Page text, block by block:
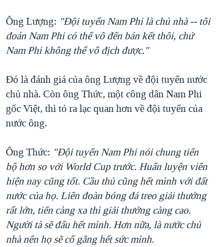
Ông Lượng: "Đội tuyển Nam Phi là chủ nhà -- tôi
đoán Nam Phi có thể vô đến bán kết thôi, chứ
Nam Phi không thể vô địch được."
Đó là đánh giá của ông Lượng về đội tuyển nước
chủ nhà. Còn ông Thức, một công dân Nam Phi
gốc Việt, thì tỏ ra lạc quan hơn về đội tuyển của
nước ông.
Ông Thức: "Đội tuyển Nam Phi nói chung tiến
bộ hơn so với World Cup trước. Huấn luyện viên
hiện nay cũng tốt. Cầu thủ cũng hết mình với đất
nước của họ. Liên đoàn bóng đá treo giải thưởng
rất lớn, tiến càng xa thì giải thưởng càng cao.
Người tà sẽ đấu hết mình. Hơn nữa, là nước chủ
nhà nên họ sẽ cố gắng hết sức mình.